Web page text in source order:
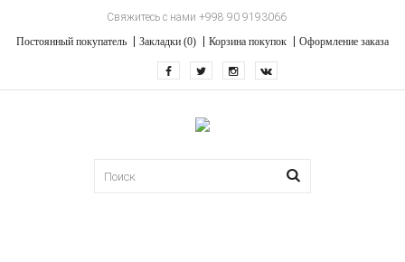
Свяжитесь с нами +998 90 9193066
Постоянный покупатель
Закладки (0) Корзина покупок Оформление заказа